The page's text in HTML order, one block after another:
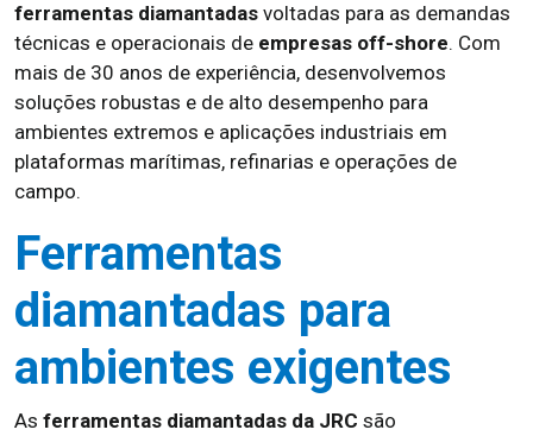
ferramentas diamantadas voltadas para as demandas
técnicas e operacionais de empresas off-shore. Com
mais de 30 anos de experiência, desenvolvemos
soluções robustas e de alto desempenho para
ambientes extremos e aplicações industriais em
plataformas marítimas, refinarias e operações de
campo.
Ferramentas
diamantadas para
ambientes exigentes
As ferramentas diamantadas da JRC são